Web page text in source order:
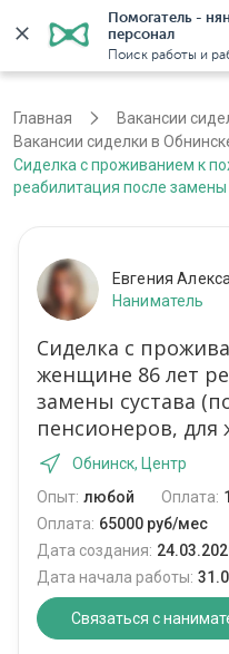
Помогатель -
персонал
Поиск работы и
Главная
Вакансии
Вакансии сиделки в
Сиделка с проживанием к
реабилитация после замены
Евгения
Наниматель
Сиделка с
женщине 86 лет
замены сустава
пенсионеров,
Обнинск, Центр
Опыт: любой Оплата:
Оплата: 65000 руб/мес
Дата создания:
Дата начала работы:
Связаться с